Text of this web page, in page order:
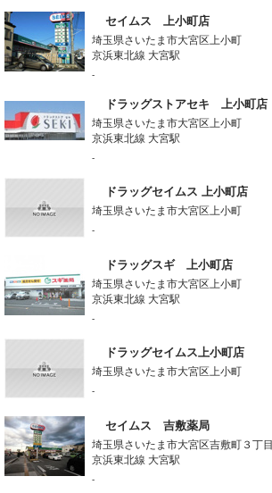
セイムス 上小町店
埼玉県さいたま市大宮区上小町
京浜東北線 大宮駅
-
ドラッグストアセキ 上小町店
埼玉県さいたま市大宮区上小町
京浜東北線 大宮駅
-
ドラッグセイムス 上小町店
埼玉県さいたま市大宮区上小町
-
ドラッグスギ 上小町店
埼玉県さいたま市大宮区上小町
京浜東北線 大宮駅
-
ドラッグセイムス上小町店
埼玉県さいたま市大宮区上小町
-
セイムス 吉敷薬局
埼玉県さいたま市大宮区吉敷町３丁目
京浜東北線 大宮駅
-